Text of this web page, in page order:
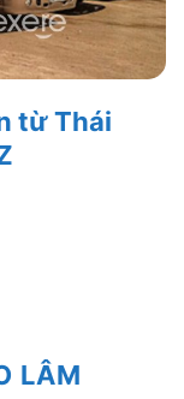
từ Thái
LÂM